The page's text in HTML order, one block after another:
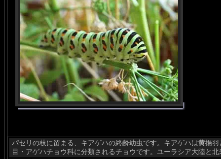
パセリの枝に留まる、キアゲハの終齢幼虫です。キアゲハは黄揚
目・アゲハチョウ科に分類されるチョウです。ユーラシア大陸と